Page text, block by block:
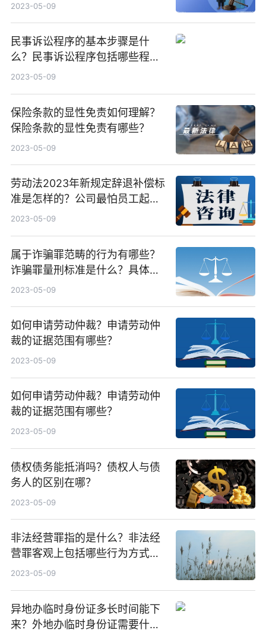
2023-05-09
民事诉讼程序的基本步骤是什
么？民事诉讼程序包括哪些程
序？
2023-05-09
保险条款的显性免责如何理解？
保险条款的显性免责有哪些？
2023-05-09
劳动法2023年新规定辞退补偿标
准是怎样的？公司最怕员工起诉
什么？
2023-05-09
属于诈骗罪范畴的行为有哪些？
诈骗罪量刑标准是什么？具体量
刑是多少？
2023-05-09
如何申请劳动仲裁？申请劳动仲
裁的证据范围有哪些？
2023-05-09
如何申请劳动仲裁？申请劳动仲
裁的证据范围有哪些？
2023-05-09
债权债务能抵消吗？债权人与债
务人的区别在哪？
2023-05-09
非法经营罪指的是什么？非法经
营罪客观上包括哪些行为方式？
非法经营的立案标准是什么？
2023-05-09
异地办临时身份证多长时间能下
来？外地办临时身份证需要什